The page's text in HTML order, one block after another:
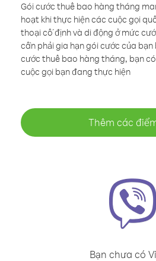
Gói cước thuê bao hàng tháng
hoạt khi thực hiện các cuộc gọi
thoại cố định và di động ở mức
cần phải gia hạn gói cước của
cước thuê bao hàng tháng, bạn
cuộc gọi bạn đang thực hiện
Thêm các
Bạn chưa có